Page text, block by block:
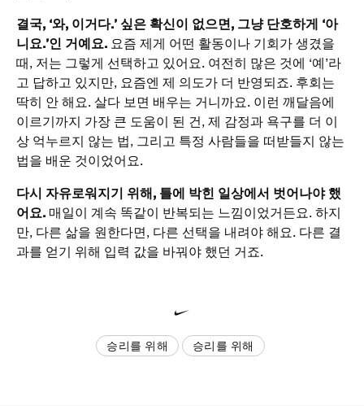
결국, ‘와, 이거다.’ 싶은 확신이 없으면, 그냥 단호하게 ‘아
니요.’인 거예요. 요즘 제게 어떤 활동이나 기회가 생겼을
때, 저는 그렇게 선택하고 있어요. 여전히 많은 것에 ‘예’라
고 답하고 있지만, 요즘엔 제 의도가 더 반영되죠. 후회는
딱히 안 해요. 살다 보면 배우는 거니까요. 이런 깨달음에
이르기까지 가장 큰 도움이 된 건, 제 감정과 욕구를 더 이
상 억누르지 않는 법, 그리고 특정 사람들을 떠받들지 않는
법을 배운 것이었어요.
다시 자유로워지기 위해, 틀에 박힌 일상에서 벗어나야 했
어요. 매일이 계속 똑같이 반복되는 느낌이었거든요. 하지
만, 다른 삶을 원한다면, 다른 선택을 내려야 해요. 다른 결
과를 얻기 위해 입력 값을 바꿔야 했던 거죠.
승리를 위해 승리를 위해